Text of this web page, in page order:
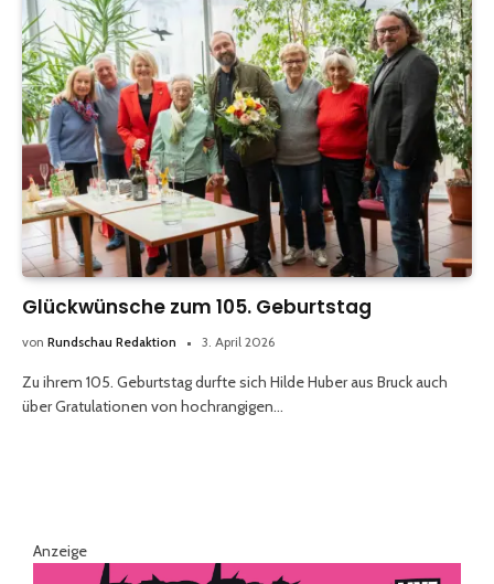
Glückwünsche zum 105. Geburtstag
von Rundschau Redaktion 3. April 2026
Zu ihrem 105. Geburtstag durfte sich Hilde Huber aus Bruck auch
über Gratulationen von hochrangigen…
Anzeige